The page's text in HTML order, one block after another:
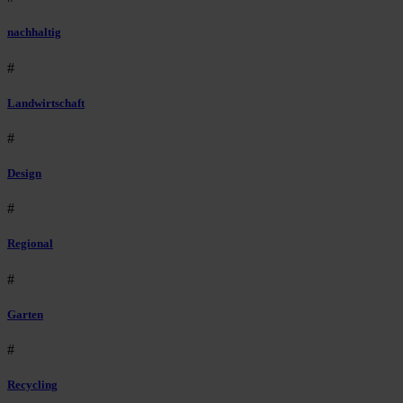
nachhaltig
#
Landwirtschaft
#
Design
#
Regional
#
Garten
#
Recycling